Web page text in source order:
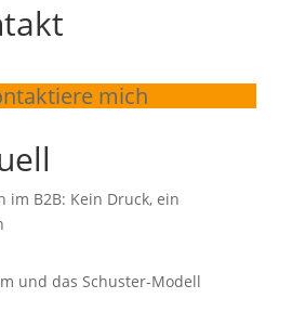
mich
im B2B: Kein Druck, ein
und das Schuster-Modell